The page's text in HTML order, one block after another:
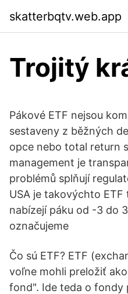
skatterbqtv.web.app
Trojitý
Pákové ETF nejsou
sestaveny z běžných
opce nebo total return
management je
problémů splňují
USA je takovýchto
nabízejí páku od -3 do
označujeme
Čo sú ETF? ETF
voľne mohli preložiť
fond". Ide teda o fondy